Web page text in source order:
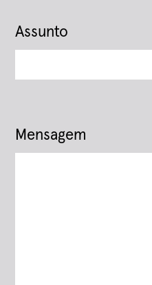
Assunto
Mensagem